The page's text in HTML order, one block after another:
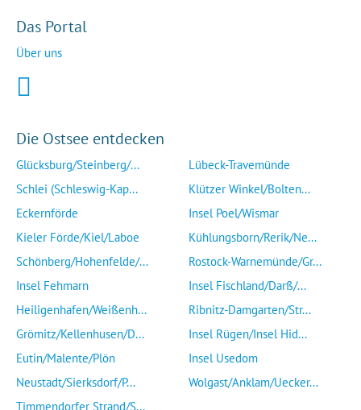
Das Portal
Über uns
Die Ostsee entdecken
Glücksburg/Steinberg/...
Schlei (Schleswig-Kap...
Eckernförde
Kieler Förde/Kiel/Laboe
Schönberg/Hohenfelde/...
Insel Fehmarn
Heiligenhafen/Weißenh...
Grömitz/Kellenhusen/D...
Eutin/Malente/Plön
Neustadt/Sierksdorf/P...
Timmendorfer Strand/S...
Lübeck-Travemünde
Klützer Winkel/Bolten...
Insel Poel/Wismar
Kühlungsborn/Rerik/Ne...
Rostock-Warnemünde/Gr...
Insel Fischland/Darß/...
Ribnitz-Damgarten/Str...
Insel Rügen/Insel Hid...
Insel Usedom
Wolgast/Anklam/Uecker...